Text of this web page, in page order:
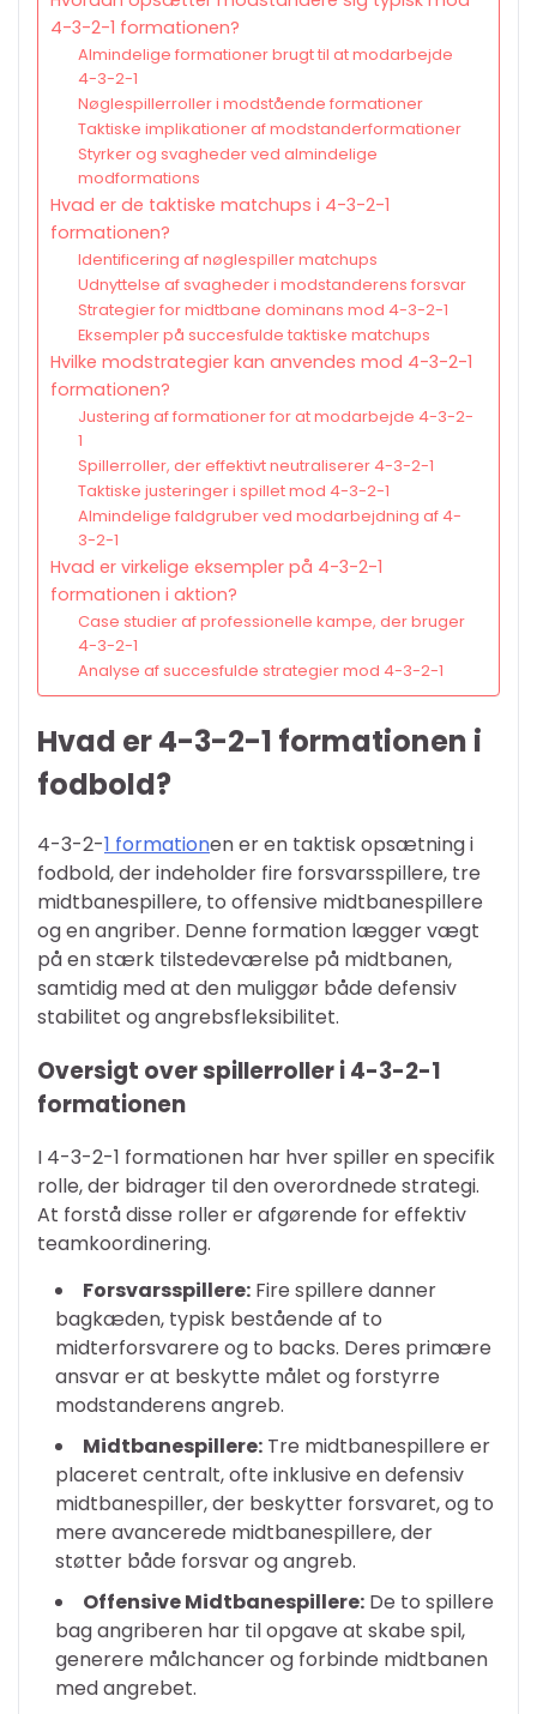
4-3-2-1 formationen?
Almindelige formationer brugt til at modarbejde
4-3-2-1
Nøglespillerroller i modstående formationer
Taktiske implikationer af modstanderformationer
Styrker og svagheder ved almindelige
modformations
Hvad er de taktiske matchups i 4-3-2-1
formationen?
Identificering af nøglespiller matchups
Udnyttelse af svagheder i modstanderens forsvar
Strategier for midtbane dominans mod 4-3-2-1
Eksempler på succesfulde taktiske matchups
Hvilke modstrategier kan anvendes mod 4-3-2-1
formationen?
Justering af formationer for at modarbejde 4-3-2-
1
Spillerroller, der effektivt neutraliserer 4-3-2-1
Taktiske justeringer i spillet mod 4-3-2-1
Almindelige faldgruber ved modarbejdning af 4-
3-2-1
Hvad er virkelige eksempler på 4-3-2-1
formationen i aktion?
Case studier af professionelle kampe, der bruger
4-3-2-1
Analyse af succesfulde strategier mod 4-3-2-1
Hvad er 4-3-2-1 formationen i
fodbold?
4-3-2-1 formationen er en taktisk opsætning i
fodbold, der indeholder fire forsvarsspillere, tre
midtbanespillere, to offensive midtbanespillere
og en angriber. Denne formation lægger vægt
på en stærk tilstedeværelse på midtbanen,
samtidig med at den muliggør både defensiv
stabilitet og angrebsfleksibilitet.
Oversigt over spillerroller i 4-3-2-1
formationen
I 4-3-2-1 formationen har hver spiller en specifik
rolle, der bidrager til den overordnede strategi.
At forstå disse roller er afgørende for effektiv
teamkoordinering.
Forsvarsspillere: Fire spillere danner
bagkæden, typisk bestående af to
midterforsvarere og to backs. Deres primære
ansvar er at beskytte målet og forstyrre
modstanderens angreb.
Midtbanespillere: Tre midtbanespillere er
placeret centralt, ofte inklusive en defensiv
midtbanespiller, der beskytter forsvaret, og to
mere avancerede midtbanespillere, der
støtter både forsvar og angreb.
Offensive Midtbanespillere: De to spillere
bag angriberen har til opgave at skabe spil,
generere målchancer og forbinde midtbanen
med angrebet.